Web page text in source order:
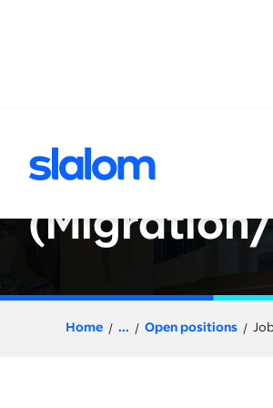
Principal/
Home ... Open positions